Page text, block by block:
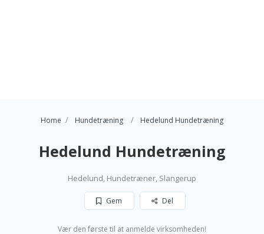
Home Hundetræning Hedelund Hundetræning
Hedelund Hundetræning
Hedelund, Hundetræner, Slangerup
Gem Del
Vær den første til at anmelde virksomheden!